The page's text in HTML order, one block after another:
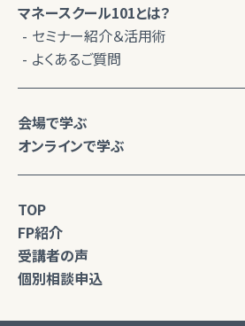
マネースクール101とは？
セミナー紹介＆活用術
よくあるご質問
会場で学ぶ
オンラインで学ぶ
TOP
FP紹介
受講者の声
個別相談申込